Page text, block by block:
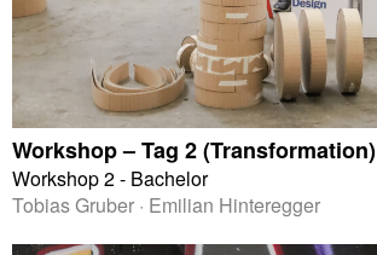
Workshop – Tag 2 (Transformation)
Workshop 2 - Bachelor
Tobias Gruber · Emilian Hinteregger